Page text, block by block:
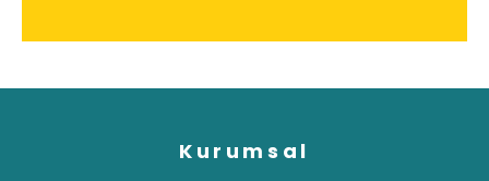
Kurumsal